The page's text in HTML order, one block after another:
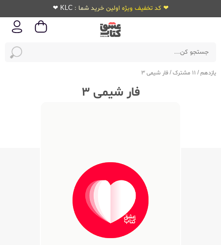
❤ کد تخفیف ویژه اولین خرید شما : KLC ❤
یازدهم/ 11 مشترک /فار شیمی 3
فار شیمی 3